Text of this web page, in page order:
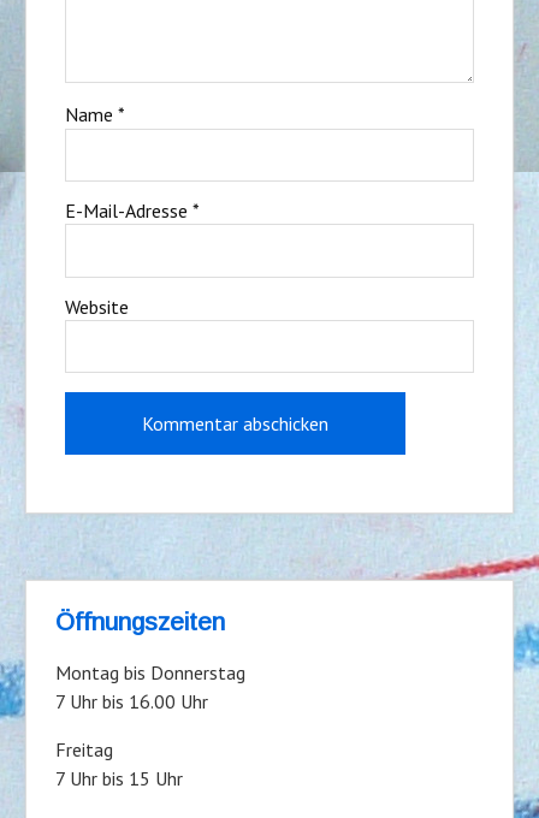
Name *
E-Mail-Adresse *
Website
Öffnungszeiten
Montag bis Donnerstag
7 Uhr bis 16.00 Uhr
Freitag
7 Uhr bis 15 Uhr